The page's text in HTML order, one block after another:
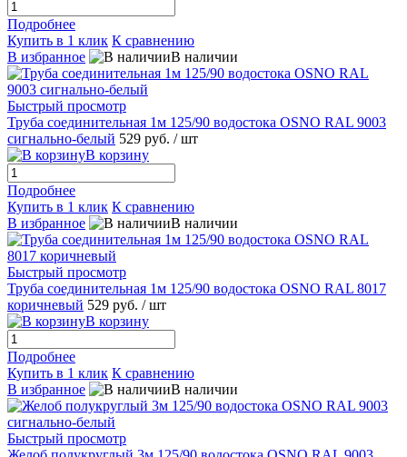
Подробнее
Купить в 1 клик К сравнению
В избранное
В наличии
Быстрый просмотр
Труба соединительная 1м 125/90 водостока OSNO RAL 9003
сигнально-белый 529 руб. / шт
В корзину
Подробнее
Купить в 1 клик К сравнению
В избранное
В наличии
Быстрый просмотр
Труба соединительная 1м 125/90 водостока OSNO RAL 8017
коричневый 529 руб. / шт
В корзину
Подробнее
Купить в 1 клик К сравнению
В избранное
В наличии
Быстрый просмотр